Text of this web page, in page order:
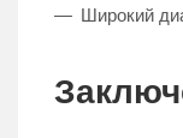
Широкий